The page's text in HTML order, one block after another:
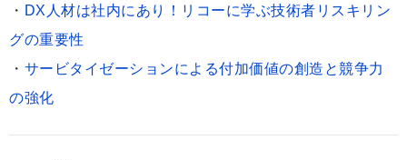
・ DX人材は社内にあり！リコーに学ぶ技術者リスキリン
グの重要性
・ サービタイゼーションによる付加価値の創造と競争力
の強化